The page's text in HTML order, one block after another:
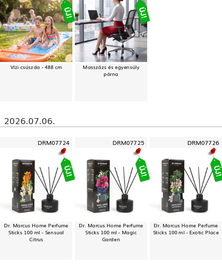
Vízi csúszda - 488 cm Masszázs és egyensúly
párna
2026.07.06.
DRM07724
Dr. Marcus Home Perfume
Sticks 100 ml - Sensual
Citrus
DRM07725
Dr. Marcus Home Perfume
Sticks 100 ml - Magic
Garden
DRM07726
Dr. Marcus Home Perfume
Sticks 100 ml - Exotic Place